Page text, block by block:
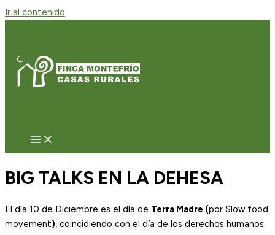
Ir al contenido
BIG TALKS EN LA DEHESA
El día 10 de Diciembre es el día de Terra Madre (por Slow food
movement), coincidiendo con el día de los derechos humanos.